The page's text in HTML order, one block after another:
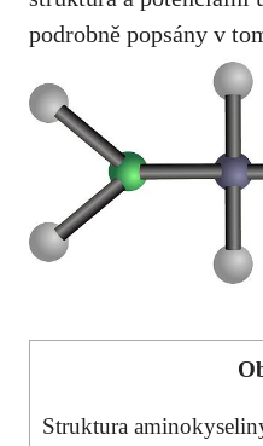
podrobně popsány v‌
Struktura